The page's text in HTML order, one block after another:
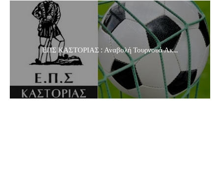
ΕΠΣ ΚΑΣΤΟΡΙΑΣ : Αναβολή Τουρνουά Ακ...